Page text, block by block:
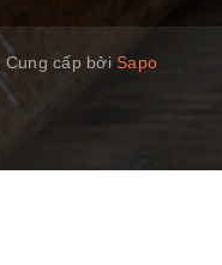
Cung cấp bởi Sapo